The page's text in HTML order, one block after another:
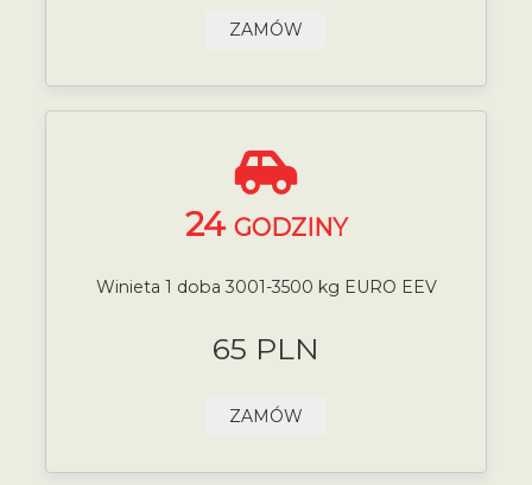
ZAMÓW
24 GODZINY
Winieta 1 doba 3001-3500 kg EURO EEV
65 PLN
ZAMÓW